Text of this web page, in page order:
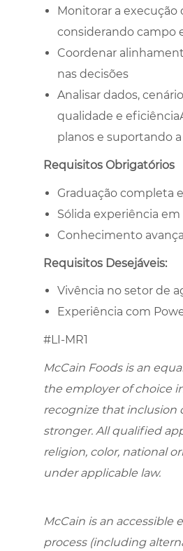
Monitorar a
considerando campo
Coordenar
nas decisões
Analisar dados,
qualidade e
planos e suportando
Requisitos Obrigatórios
Graduação completa
Sólida experiência
Conhecimento
Requisitos Desejáveis:
Vivência no setor de
Experiência com
#LI-MR1
McCain Foods is an
the employer of choice
recognize that inclusion
stronger. All qualified
religion, color, national
under applicable law.
McCain is an
process (including